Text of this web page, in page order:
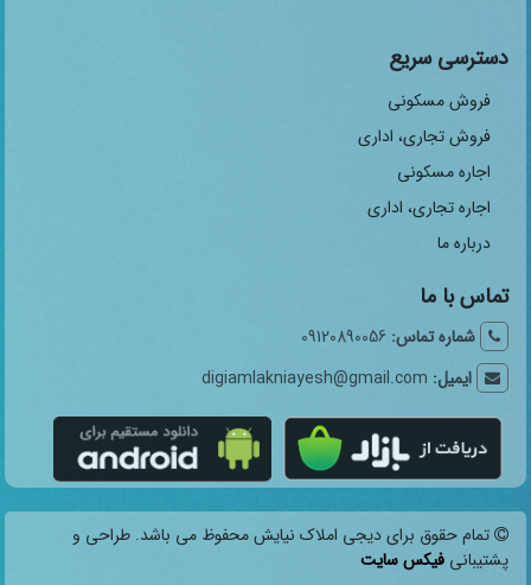
دسترسی سریع
فروش مسکونی
فروش تجاری، اداری
اجاره مسکونی
اجاره تجاری، اداری
درباره ما
تماس با ما
شماره تماس: 09120890056
ایمیل: digiamlakniayesh@gmail.com
تمام حقوق برای دیجی املاک نیایش محفوظ می باشد. طراحی و
پشتیبانی فیکس سایت